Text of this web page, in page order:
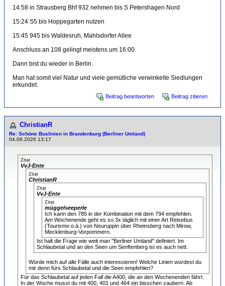
14:58 in Strausberg Bhf 932 nehmen bis S Petershagen Nord
15:24 S5 bis Hoppegarten nutzen
15:45 945 bis Waldesruh, Mahlsdorfer Allee
Anschluss an 108 gelingt meistens um 16:00.
Dann bist du wieder in Berlin.
Man hat somit viel Natur und viele gemütliche verwinkelte Siedlungen
erkundet.
Beitrag beantworten Beitrag zitieren
ChristianR
Re: Schöne Buslinien in Brandenburg (Berliner Umland)
04.06.2026 13:17
Zitat
VvJ-Ente
Zitat
ChristianR
Zitat
VvJ-Ente
Zitat
müggelseeperle
Ich kann den 785 in der Kombination mit dem 794 empfehlen.
Am Wochenende geht es so 3x täglich mit einer Art Reisebus
(Tourismo o.ä.) von Neuruppin über Rheinsberg nach Mirow,
Mecklenburg-Vorpommern.
Ist halt die Frage wie weit man "Berliner Umland" definiert. Im
Schlaubetal und an den Seen um Senftenberg ist es auch nett.
Würde mich auf alle Fälle auch interessieren! Welche Linien würdest du
mir denn fürs Schlaubetal und die Seen empfehlen?
Für das Schlaubetal auf jeden Fall die A400, die an den Wochenenden fährt.
In der Woche musst du mit 400, 401 und 464 ein bisschen zaubern. Ab